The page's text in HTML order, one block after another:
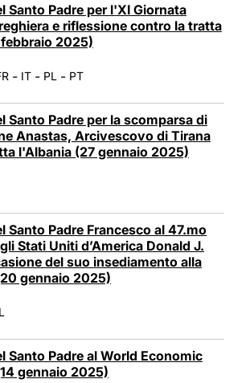
Santo Padre per l'XI Giornata
e riflessione contro la tratta
2025)
- IT - PL - PT
Santo Padre per la scomparsa di
Anastas, Arcivescovo di Tirana
l'Albania (27 gennaio 2025)
Santo Padre Francesco al 47.mo
Stati Uniti d’America Donald J.
del suo insediamento alla
gennaio 2025)
Santo Padre al World Economic
gennaio 2025)